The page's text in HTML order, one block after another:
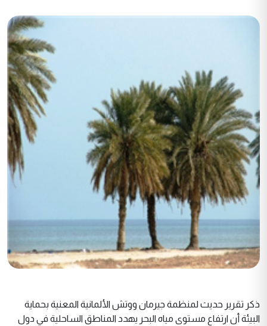
ذكر تقرير حديث لمنظمة جيرمان ووتش الألمانية المعنية بحماية
البيئة أن ارتفاع مستوى مياه البحر يهدد المناطق الساحلية في دول